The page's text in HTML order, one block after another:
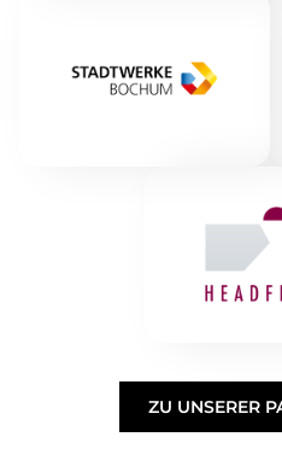
ZU UNSERER